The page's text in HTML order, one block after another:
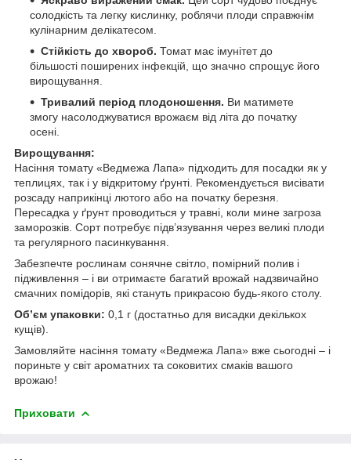
солодкість та легку кислинку, роблячи плоди справжнім
кулінарним делікатесом.
Стійкість до хвороб. Томат має імунітет до
більшості поширених інфекцій, що значно спрощує його
вирощування.
Тривалий період плодоношення. Ви матимете
змогу насолоджуватися врожаєм від літа до початку
осені.
Вирощування:
Насіння томату «Ведмежа Лапа» підходить для посадки як у
теплицях, так і у відкритому ґрунті. Рекомендується висівати
розсаду наприкінці лютого або на початку березня.
Пересадка у ґрунт проводиться у травні, коли мине загроза
заморозків. Сорт потребує підв’язування через великі плоди
та регулярного пасинкування.
Забезпечте рослинам сонячне світло, помірний полив і
підживлення – і ви отримаєте багатий врожай надзвичайно
смачних помідорів, які стануть прикрасою будь-якого столу.
Обʼєм упаковки: 0,1 г (достатньо для висадки декількох
кущів).
Замовляйте насіння томату «Ведмежа Лапа» вже сьогодні – і
пориньте у світ ароматних та соковитих смаків вашого
врожаю!
Приховати